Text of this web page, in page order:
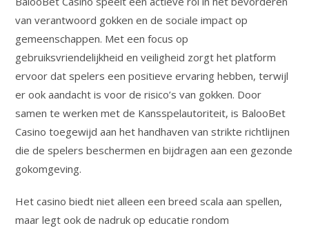
van verantwoord gokken en de sociale impact op
gemeenschappen. Met een focus op
gebruiksvriendelijkheid en veiligheid zorgt het platform
ervoor dat spelers een positieve ervaring hebben, terwijl
er ook aandacht is voor de risico’s van gokken. Door
samen te werken met de Kansspelautoriteit, is BalooBet
Casino toegewijd aan het handhaven van strikte richtlijnen
die de spelers beschermen en bijdragen aan een gezonde
gokomgeving.
Het casino biedt niet alleen een breed scala aan spellen,
maar legt ook de nadruk op educatie rondom